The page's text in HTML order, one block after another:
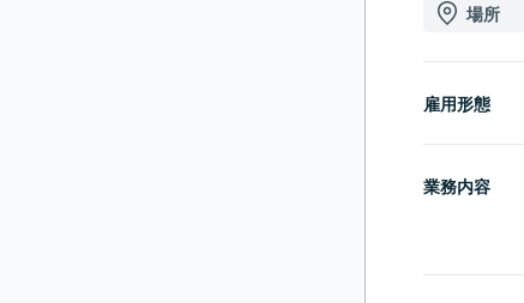
場所
雇用形態
業務内容